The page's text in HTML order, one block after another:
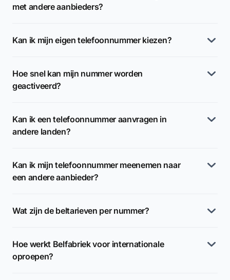
met andere aanbieders?
Kan ik mijn eigen telefoonnummer kiezen?
Hoe snel kan mijn nummer worden
geactiveerd?
Kan ik een telefoonnummer aanvragen in
andere landen?
Kan ik mijn telefoonnummer meenemen naar
een andere aanbieder?
Wat zijn de beltarieven per nummer?
Hoe werkt Belfabriek voor internationale
oproepen?